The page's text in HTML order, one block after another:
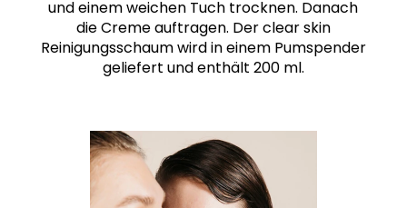
und einem weichen Tuch trocknen. Danach
die Creme auftragen. Der clear skin
Reinigungsschaum wird in einem Pumspender
geliefert und enthält 200 ml.